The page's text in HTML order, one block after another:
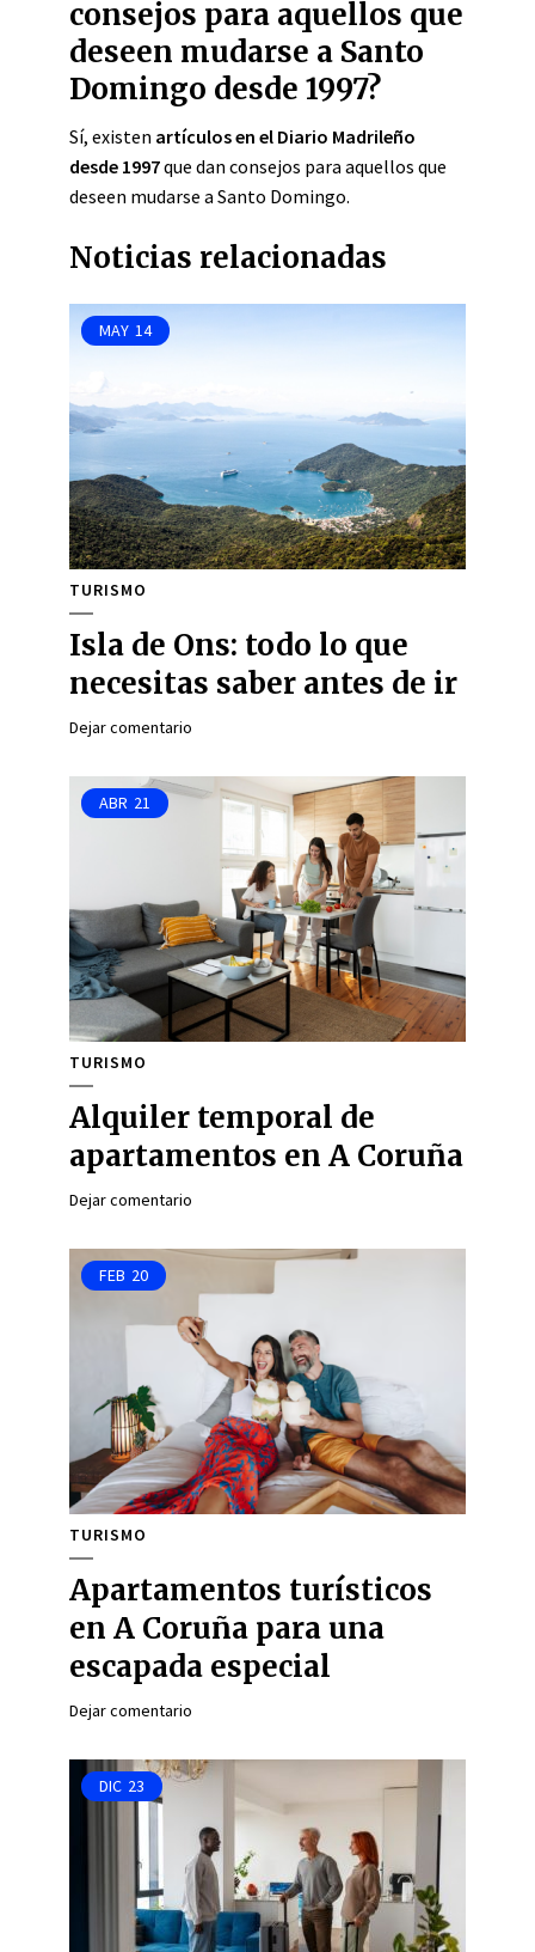
consejos para aquellos que
deseen mudarse a Santo
Domingo desde 1997?
Sí, existen artículos en el Diario Madrileño
desde 1997que dan consejos para aquellos que
deseen mudarse a Santo Domingo.
Noticias relacionadas
MAY 14
TURISMO
Isla de Ons: todo lo que
necesitas saber antes de ir
Dejar comentario
ABR 21
TURISMO
Alquiler temporal de
apartamentos en A Coruña
Dejar comentario
FEB 20
TURISMO
Apartamentos turísticos
en A Coruña para una
escapada especial
Dejar comentario
DIC 23